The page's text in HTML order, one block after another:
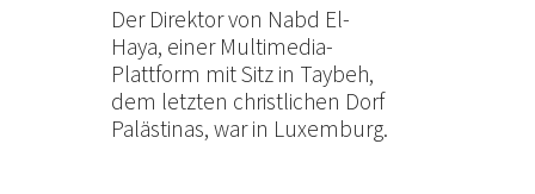
Der Direktor von Nabd El-
Haya, einer Multimedia-
Plattform mit Sitz in Taybeh,
dem letzten christlichen Dorf
Palästinas, war in Luxemburg.